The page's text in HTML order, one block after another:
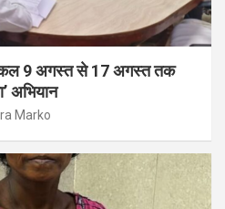
कल 9 अगस्त से 17 अगस्त तक
अभियान
Marko